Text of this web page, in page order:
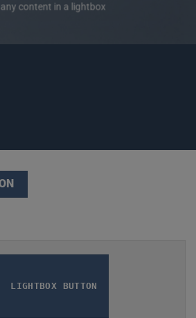
content in a lightbox
LIGHTBOX BUTTON